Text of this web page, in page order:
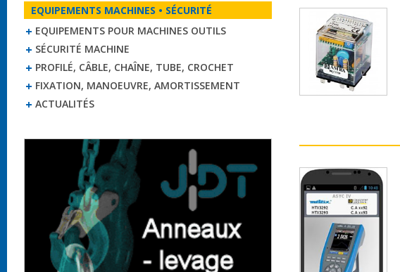
EQUIPEMENTS MACHINES • SÉCURITÉ
EQUIPEMENTS POUR MACHINES OUTILS
SÉCURITÉ MACHINE
PROFILÉ, CÂBLE, CHAÎNE, TUBE, CROCHET
FIXATION, MANOEUVRE, AMORTISSEMENT
ACTUALITÉS